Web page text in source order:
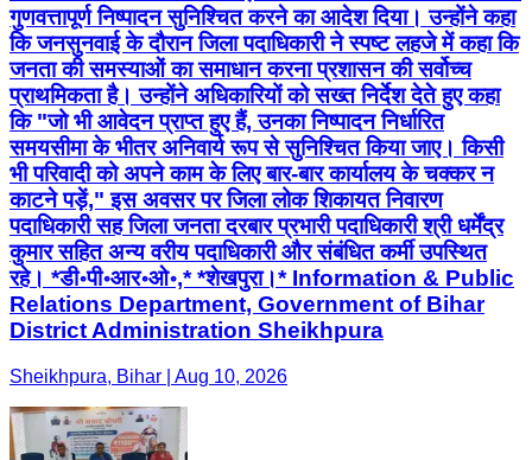
गुणवत्तापूर्ण निष्पादन सुनिश्चित करने का आदेश दिया। उन्होंने कहा
कि जनसुनवाई के दौरान जिला पदाधिकारी ने स्पष्ट लहजे में कहा कि
जनता की समस्याओं का समाधान करना प्रशासन की सर्वोच्च
प्राथमिकता है। उन्होंने अधिकारियों को सख्त निर्देश देते हुए कहा
कि "जो भी आवेदन प्राप्त हुए हैं, उनका निष्पादन निर्धारित
समयसीमा के भीतर अनिवार्य रूप से सुनिश्चित किया जाए। किसी
भी परिवादी को अपने काम के लिए बार-बार कार्यालय के चक्कर न
काटने पड़ें," इस अवसर पर जिला लोक शिकायत निवारण
पदाधिकारी सह जिला जनता दरबार प्रभारी पदाधिकारी श्री धर्मेंद्र
कुमार सहित अन्य वरीय पदाधिकारी और संबंधित कर्मी उपस्थित
रहे। *डी॰पी॰आर॰ओ॰,* *शेखपुरा।* Information & Public
Relations Department, Government of Bihar
District Administration Sheikhpura
Sheikhpura, Bihar | Aug 10, 2026